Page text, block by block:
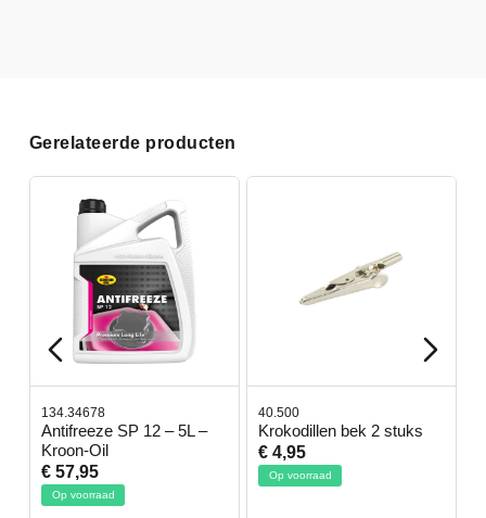
Gerelateerde producten
134.34678
Antifreeze SP 12 – 5L –
Kroon-Oil
€ 57,95
Op voorraad
40.500
Krokodillen bek 2 stuks
€ 4,95
Op voorraad